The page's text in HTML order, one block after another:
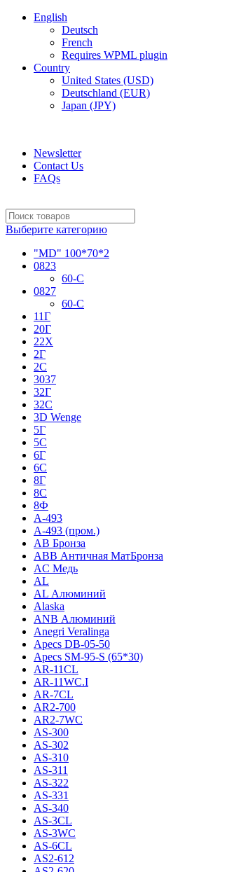
English
Deutsch
French
Requires WPML plugin
Country
United States (USD)
Deutschland (EUR)
Japan (JPY)
Newsletter
Contact Us
FAQs
Выберите категорию
"MD" 100*70*2
0823
60-C
0827
60-C
11Г
20Г
22Х
2Г
2С
3037
32Г
32С
3D Wenge
5Г
5С
6Г
6С
8Г
8С
8Ф
A-493
A-493 (пром.)
AB Бронза
ABB Античная МатБронза
AC Медь
AL
AL Алюминий
Alaska
ANB Алюминий
Anegri Veralinga
Apecs DB-05-50
Apecs SM-95-S (65*30)
AR-11CL
AR-11WC.I
AR-7CL
AR2-700
AR2-7WC
AS-300
AS-302
AS-310
AS-311
AS-322
AS-331
AS-340
AS-3CL
AS-3WC
AS-6CL
AS2-612